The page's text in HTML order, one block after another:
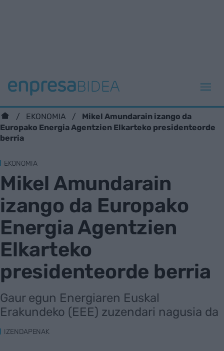
EKONOMIA
Mikel Amundarain izango da
Europako Energia Agentzien Elkarteko presidenteorde
berria
EKONOMIA
Mikel Amundarain
izango da Europako
Energia Agentzien
Elkarteko
presidenteorde berria
Gaur egun Energiaren Euskal
Erakundeko (EEE) zuzendari nagusia da
IZENDAPENAK